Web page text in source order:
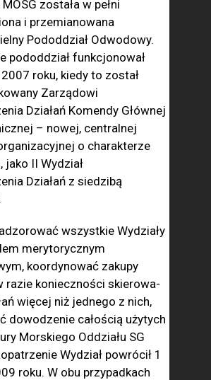
została w pełni
i przemianowana
Pododdział Odwodowy.
pododdział funkcjonował
roku, kiedy to został
Zarządowi
Dzia­łań Komendy Głównej
– nowej, centralnej
o charakte­rze
jako II Wydział
Działań z siedzibą
wszystkie Wy­działy
merytorycznym
koordynować zakupy
razie konieczności skierowa­
więcej niż jednego z nich,
dowodze­nie całością użytych
Morskiego Oddziału SG
Wydział powrócił 1
roku. W obu przypadkach